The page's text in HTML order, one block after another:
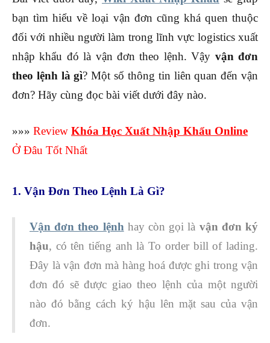
bạn tìm hiểu về loại vận đơn cũng khá quen thuộc
đối với nhiều người làm trong lĩnh vực logistics xuất
nhập khẩu đó là vận đơn theo lệnh. Vậy vận đơn
theo lệnh là gì? Một số thông tin liên quan đến vận
đơn? Hãy cùng đọc bài viết dưới đây nào.
»»» Review Khóa Học Xuất Nhập Khẩu Online
Ở Đâu Tốt Nhất
1. Vận Đơn Theo Lệnh Là Gì?
Vận đơn theo lệnh hay còn gọi là vận đơn ký
hậu, có tên tiếng anh là To order bill of lading.
Đây là vận đơn mà hàng hoá được ghi trong vận
đơn đó sẽ được giao theo lệnh của một người
nào đó bằng cách ký hậu lên mặt sau của vận
đơn.